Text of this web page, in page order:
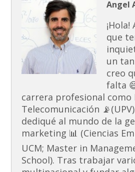
Angel
que
un
creo
falta
carrera profesional como
Telecomunicación
dediqué al mundo de la
marketing 📊 (Ciencias
UCM; Master in
School). Tras trabajar